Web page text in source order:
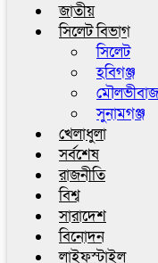
জাতীয়
সিলেট বিভাগ
সিলেট
হবিগঞ্জ
সুনামগঞ্জ
খেলাধুলা
সর্বশেষ
রাজনীতি
বিশ্ব
সারাদেশ
বিনোদন
লাইফস্টাইল